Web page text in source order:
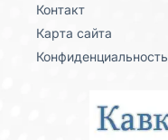
Контакт
Карта сайта
Конфиденциальность